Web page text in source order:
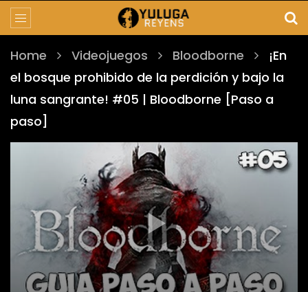
Home Videojuegos Bloodborne
¡En
el bosque prohibido de la perdición y bajo la
luna sangrante! #05 | Bloodborne [Paso a
paso]